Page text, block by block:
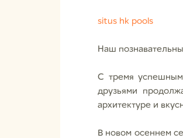
situs hk pools
Наш
С тремя
друзьями
архитектуре и
В новом осеннем